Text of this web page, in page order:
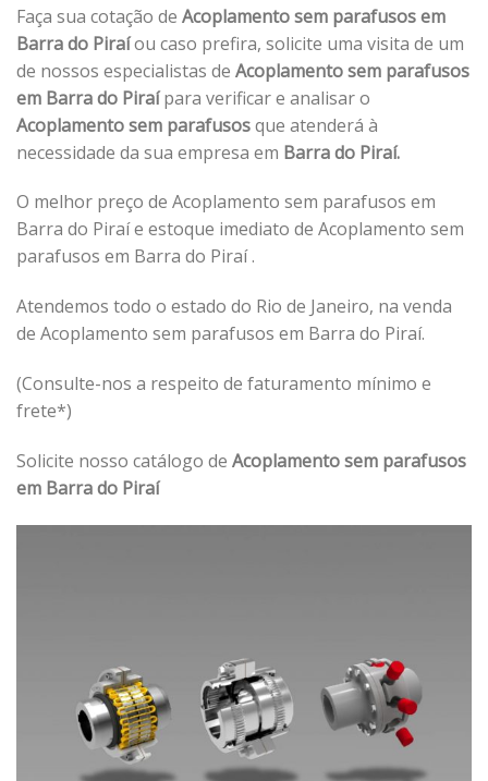
Faça sua cotação de Acoplamento sem parafusos em
Barra do Piraíou caso prefira, solicite uma visita de um
de nossos especialistas de Acoplamento sem parafusos
em Barra do Piraípara verificar e analisar o
Acoplamento sem parafusosque atenderá à
necessidade da sua empresa em Barra do Piraí.
O melhor preço de Acoplamento sem parafusos em
Barra do Piraí e estoque imediato de Acoplamento sem
parafusos em Barra do Piraí .
Atendemos todo o estado do Rio de Janeiro, na venda
de Acoplamento sem parafusos em Barra do Piraí.
(Consulte-nos a respeito de faturamento mínimo e
frete*)
Solicite nosso catálogo de Acoplamento sem parafusos
em Barra do Piraí